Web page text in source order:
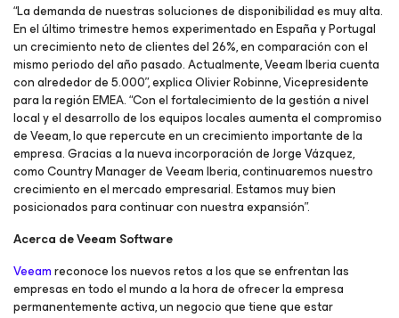
“La demanda de nuestras soluciones de disponibilidad es muy alta.
En el último trimestre hemos experimentado en España y Portugal
un crecimiento neto de clientes del 26%, en comparación con el
mismo periodo del año pasado. Actualmente, Veeam Iberia cuenta
con alrededor de 5.000”, explica Olivier Robinne, Vicepresidente
para la región EMEA. “Con el fortalecimiento de la gestión a nivel
local y el desarrollo de los equipos locales aumenta el compromiso
de Veeam, lo que repercute en un crecimiento importante de la
empresa. Gracias a la nueva incorporación de Jorge Vázquez,
como Country Manager de Veeam Iberia, continuaremos nuestro
crecimiento en el mercado empresarial. Estamos muy bien
posicionados para continuar con nuestra expansión”.
Acerca de Veeam Software
Veeamreconoce los nuevos retos a los que se enfrentan las
empresas en todo el mundo a la hora de ofrecer la empresa
permanentemente activa, un negocio que tiene que estar